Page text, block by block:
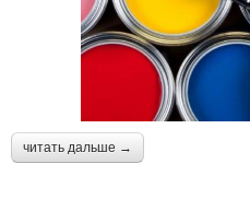
читать дальше →